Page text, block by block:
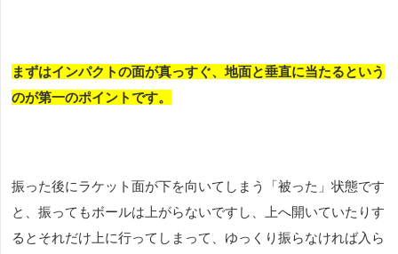
まずはインパクトの面が真っすぐ、地面と垂直に当たるという
のが第一のポイントです。
振った後にラケット面が下を向いてしまう「被った」状態です
と、振ってもボールは上がらないですし、上へ開いていたりす
るとそれだけ上に行ってしまって、ゆっくり振らなければ入ら